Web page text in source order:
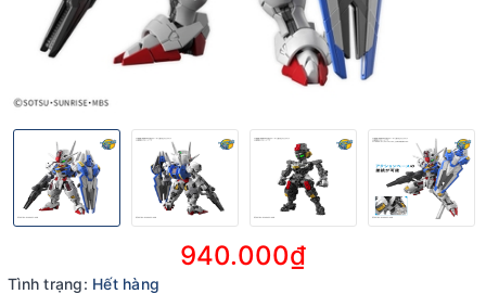
940.000₫
Tình trạng: Hết hàng